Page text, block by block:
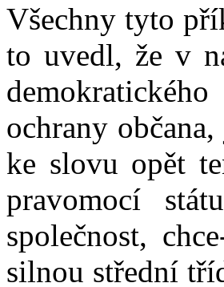
Všechny tyto
to uvedl, že v
ochrany
ke slovu opět
pravomocí
společnost,
silnou střední